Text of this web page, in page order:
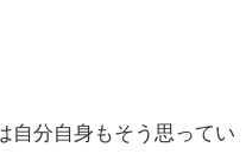
自分自身もそう思ってい